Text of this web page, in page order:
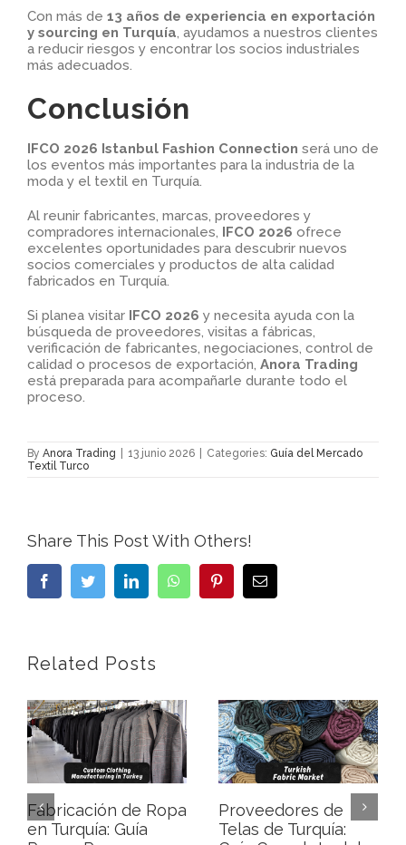
Con más de 13 años de experiencia en exportación
y sourcing en Turquía, ayudamos a nuestros clientes
a reducir riesgos y encontrar los socios industriales
más adecuados.
Conclusión
IFCO 2026 Istanbul Fashion Connection será uno de
los eventos más importantes para la industria de la
moda y el textil en Turquía.
Al reunir fabricantes, marcas, proveedores y
compradores internacionales, IFCO 2026 ofrece
excelentes oportunidades para descubrir nuevos
socios comerciales y productos de alta calidad
fabricados en Turquía.
Si planea visitar IFCO 2026 y necesita ayuda con la
búsqueda de proveedores, visitas a fábricas,
verificación de fabricantes, negociaciones, control de
calidad o procesos de exportación, Anora Trading
está preparada para acompañarle durante todo el
proceso.
By Anora Trading 13 junio 2026 Categories: Guía del Mercado
Textil Turco
Share This Post With Others!
FacebookTwitterLinkedIn WhatsAppPinterestEmail
Related Posts
Fabricación de Ropa
en Turquía: Guía
Proveedores de
Telas de Turquía: